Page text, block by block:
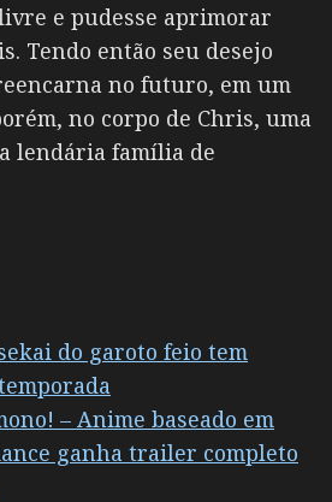
e pudesse aprimorar
Tendo então seu desejo
no futuro, em um
no corpo de Chris, uma
lendária família de
do garoto feio tem
– Anime baseado em
ganha trailer completo